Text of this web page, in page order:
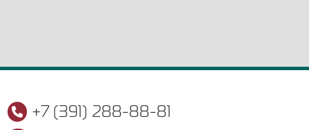
+7 (391) 288-88-81